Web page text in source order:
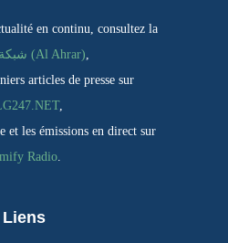
en continu, consultez la
شبكة الاحرار (Al Ahrar),
articles de presse sur
,
et les émissions en direct sur
Radio.
Liens